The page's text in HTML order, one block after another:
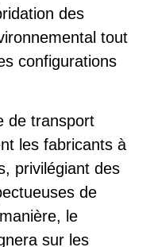
des
tout
configurations
de transport
les fabricants à
privilégiant des
de
le
sur les